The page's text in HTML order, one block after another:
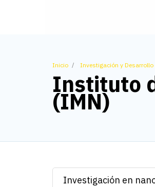
Inicio Investigación y Desarrollo
Instituto
(IMN)
Investigación en